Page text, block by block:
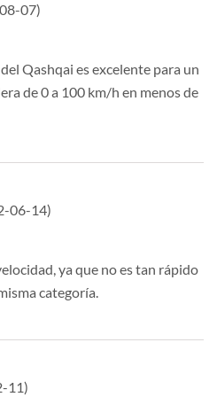
07)
Qashqai es excelente para un
de 0 a 100 km/h en menos de
06-14)
ya que no es tan rápido
categoría.
11)